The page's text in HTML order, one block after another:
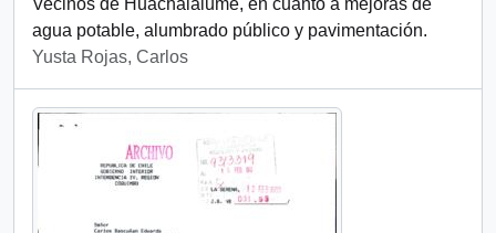
Vecinos de Huachalalume, en cuanto a mejoras de
agua potable, alumbrado público y pavimentación.
Yusta Rojas, Carlos